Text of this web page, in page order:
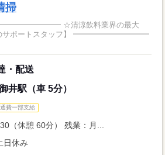
掃
☆清涼飲料業界の最大
のサポートスタッフ】 ━━━━━━━━━━
・配送
井駅（車 5分）
費一部支給
（休憩 60分） 残業：月...
日休み